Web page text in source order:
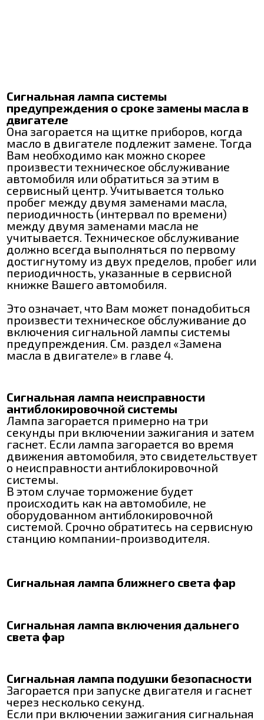
Сигнальная лампа системы
предупреждения о сроке замены масла в
двигателе
Она загорается на щитке приборов, когда
масло в двигателе подлежит замене. Тогда
Вам необходимо как можно скорее
произвести техническое обслуживание
автомобиля или обратиться за этим в
сервисный центр. Учитывается только
пробег между двумя заменами масла,
периодичность (интервал по времени)
между двумя заменами масла не
учитывается. Техническое обслуживание
должно всегда выполняться по первому
достигнутому из двух пределов, пробег или
периодичность, указанные в сервисной
книжке Вашего автомобиля.
Это означает, что Вам может понадобиться
произвести техническое обслуживание до
включения сигнальной лампы системы
предупреждения. См. раздел «Замена
масла в двигателе» в главе 4.
Сигнальная лампа неисправности
антиблокировочной системы
Лампа загорается примерно на три
секунды при включении зажигания и затем
гаснет. Если лампа загорается во время
движения автомобиля, это свидетельствует
о неисправности антиблокировочной
системы.
В этом случае торможение будет
происходить как на автомобиле, не
оборудованном антиблокировочной
системой. Срочно обратитесь на сервисную
станцию компании-производителя.
Сигнальная лампа ближнего света фар
Сигнальная лампа включения дальнего
света фар
Сигнальная лампа подушки безопасности
Загорается при запуске двигателя и гаснет
через несколько секунд.
Если при включении зажигания сигнальная